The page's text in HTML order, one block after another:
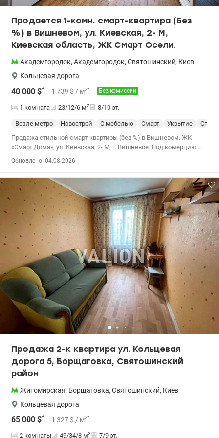
Продается 1-комн. смарт-квартира (Без
%) в Вишневом, ул. Киевская, 2- М,
Киевская область, ЖК Смарт Осели.
Академгородок, Академгородок, Святошинский, Киев
Кольцевая дорога
40 000 $* 1 739 $ / м2* Без комиссии
1 комната 23/12/6 м2 8/10 эт.
Возле метро Новострой С мебелью Смарт Укрытие
Продажа стильной смарт-квартиры (без %) в Вишневом. ЖК
«Смарт Дома», ул. Киевская, 2- М, г. Вишневое. Под комерцию,
8 этаж, 10-этаж. Монолитно-каркасная, кирпичная кладка.
Продается со встроенной мебелью. Квартира делалась для себя
– качественный ремонт и продуманная планировка: - антресоль
для дополнительного хранения - полноразмерная ванна -
теплый пол - бойлер и полотенцесушитель - вытяжка -
кондиционер (на тепло и холод) - встроенный сейф - есть
паркоместо и укрытие В квартире новые счетчики, новая
проводка. Полы - керамическая плитка, Потолок - натяжной,
вагонка - дерево. Экономное отопление. У дома собственная
газовая котельная. Под домом есть бомбоубежище. Закрытая
территория, заезд через шлагбаум. Квартиру можно
использовать как жилую, так и в аренду. Рядом все
необходимое для комфортной жизни: Cherry Mall, кинотеатр,
Sport Life, кафе (с доступными ценами), автомойка. Покупатель
комиссию не платит. Цена 40000у.е. 0930041992 Виктория
valion.ua/1151593
Обновлено: 04.08.2026
Продажа 2-к квартира ул. Кольцевая
дорога 5, Борщаговка, Святошинский
район
Житомирская, Борщаговка, Святошинский, Киев
Кольцевая дорога
65 000 $* 1 327 $ / м2*
2 комнаты 49/34/8 м2 7/9 эт.